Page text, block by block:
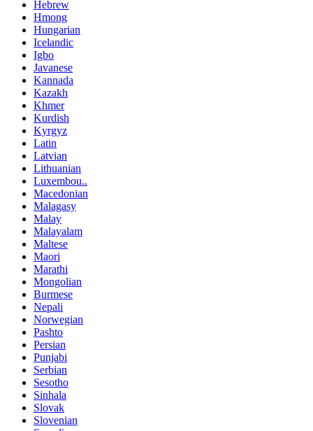
Hebrew
Hmong
Hungarian
Icelandic
Igbo
Javanese
Kannada
Kazakh
Khmer
Kurdish
Kyrgyz
Latin
Latvian
Lithuanian
Luxembou..
Macedonian
Malagasy
Malay
Malayalam
Maltese
Maori
Marathi
Mongolian
Burmese
Nepali
Norwegian
Pashto
Persian
Punjabi
Serbian
Sesotho
Sinhala
Slovak
Slovenian